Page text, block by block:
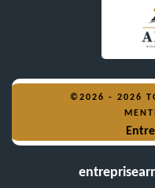
©2026 - 2026